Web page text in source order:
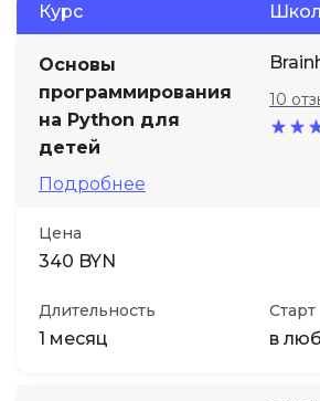
Курс
Основы
программирования
на Python для
детей
Подробнее
10
Цена
340 BYN
Длительность
1 месяц
Старт
в